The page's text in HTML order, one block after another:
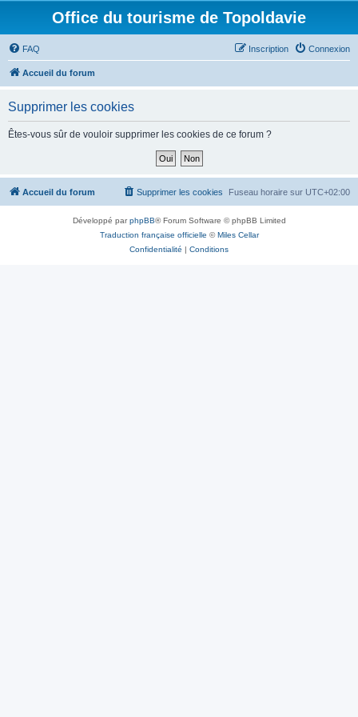
Office du tourisme de Topoldavie
FAQ Connexion
Inscription
Accueil du forum
Supprimer les cookies
Êtes-vous sûr de vouloir supprimer les cookies de ce forum ?
Accueil du forum Fuseau horaire sur UTC+02:00
Supprimer les cookies
Développé parphpBB® Forum Software © phpBB Limited
Traduction française officielle ©Miles Cellar
Confidentialité | Conditions